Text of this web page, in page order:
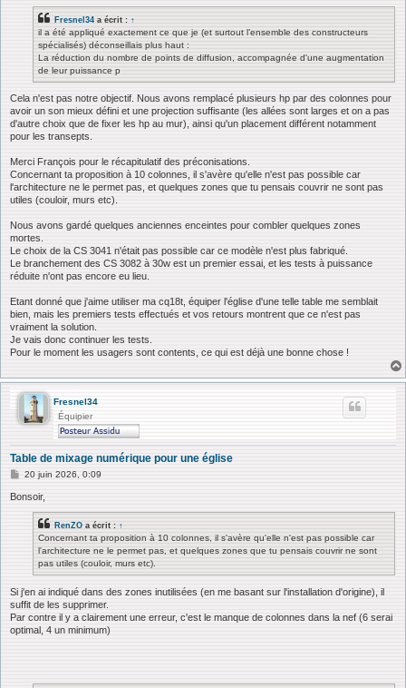
Fresnel34 a écrit : ↑
il a été appliqué exactement ce que je (et surtout l’ensemble des constructeurs
spécialisés) déconseillais plus haut :
La réduction du nombre de points de diffusion, accompagnée d'une augmentation
de leur puissance p
Cela n'est pas notre objectif. Nous avons remplacé plusieurs hp par des colonnes pour
avoir un son mieux défini et une projection suffisante (les allées sont larges et on a pas
d'autre choix que de fixer les hp au mur), ainsi qu'un placement différent notamment
pour les transepts.
Merci François pour le récapitulatif des préconisations.
Concernant ta proposition à 10 colonnes, il s'avère qu'elle n'est pas possible car
l'architecture ne le permet pas, et quelques zones que tu pensais couvrir ne sont pas
utiles (couloir, murs etc).
Nous avons gardé quelques anciennes enceintes pour combler quelques zones
mortes.
Le choix de la CS 3041 n'était pas possible car ce modèle n'est plus fabriqué.
Le branchement des CS 3082 à 30w est un premier essai, et les tests à puissance
réduite n'ont pas encore eu lieu.
Etant donné que j'aime utiliser ma cq18t, équiper l'église d'une telle table me semblait
bien, mais les premiers tests effectués et vos retours montrent que ce n'est pas
vraiment la solution.
Je vais donc continuer les tests.
Pour le moment les usagers sont contents, ce qui est déjà une bonne chose !
Fresnel34
Équipier
Table de mixage numérique pour une église
M
s
20 juin 2026, 0:09
Bonsoir,
RenZO a écrit : ↑
Concernant ta proposition à 10 colonnes, il s'avère qu'elle n'est pas possible car
l'architecture ne le permet pas, et quelques zones que tu pensais couvrir ne sont
pas utiles (couloir, murs etc).
Si j'en ai indiqué dans des zones inutilisées (en me basant sur l'installation d'origine), il
suffit de les supprimer.
Par contre il y a clairement une erreur, c'est le manque de colonnes dans la nef (6 serai
optimal, 4 un minimum)